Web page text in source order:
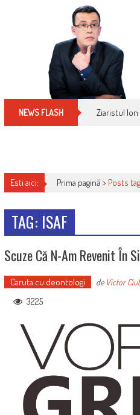
NEWS FLASH Ziaristul
Esti aici: Prima pagină > Posts
TAG: ISAF
Scuze Că N-Am Revenit În
Caruta cu deontologi de Victor
3225